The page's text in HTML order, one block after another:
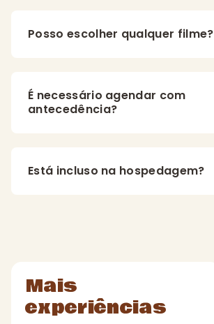
Posso escolher qualquer filme?
É necessário agendar com
antecedência?
Está incluso na hospedagem?
Mais
experiências